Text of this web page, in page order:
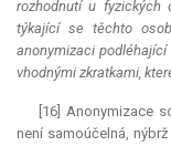
rozhodnutí u
týkající se těchto
anonymizaci
vhodnými zkratkami,
[16] Anonymizace
není samoúčelná,